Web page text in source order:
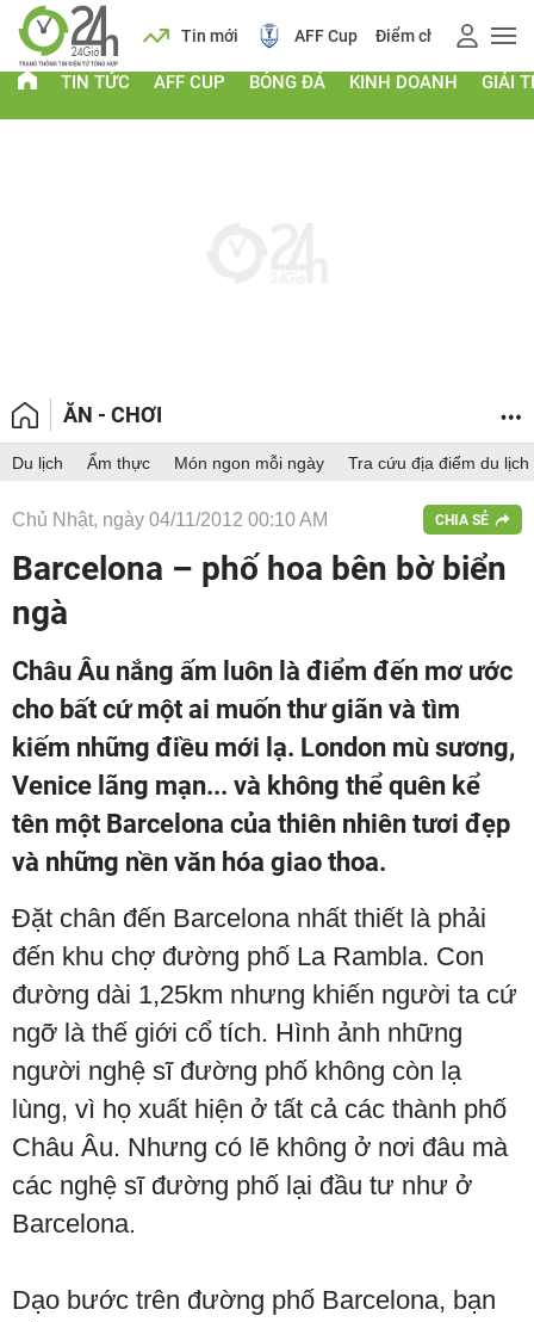
Lịch Tin mới AFF Cup Điểm chuẩn 2026
TIN TỨC AFF CUP BÓNG ĐÁ KINH DOANH GIẢI
ĂN - CHƠI
Du lịch Ẩm thực Món ngon mỗi ngày Tra cứu địa điểm du lịch
Chủ Nhật, ngày 04/11/2012 00:10 AM CHIA SẺ
Barcelona – phố hoa bên bờ biển
ngà
Châu Âu nắng ấm luôn là điểm đến mơ ước
cho bất cứ một ai muốn thư giãn và tìm
kiếm những điều mới lạ. London mù sương,
Venice lãng mạn... và không thể quên kể
tên một Barcelona của thiên nhiên tươi đẹp
và những nền văn hóa giao thoa.
Đặt chân đến Barcelona nhất thiết là phải
đến khu chợ đường phố La Rambla. Con
đường dài 1,25km nhưng khiến người ta cứ
ngỡ là thế giới cổ tích. Hình ảnh những
người nghệ sĩ đường phố không còn lạ
lùng, vì họ xuất hiện ở tất cả các thành phố
Châu Âu. Nhưng có lẽ không ở nơi đâu mà
các nghệ sĩ đường phố lại đầu tư như ở
Barcelona.
Dạo bước trên đường phố Barcelona, bạn